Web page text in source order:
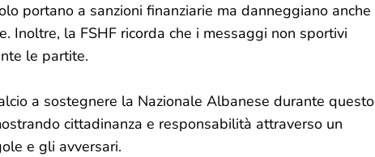
portano a sanzioni finanziarie ma danneggiano anche
Inoltre, la FSHF ricorda che i messaggi non sportivi
le partite.
a sostegnere la Nazionale Albanese durante questo
cittadinanza e responsabilità attraverso un
e gli avversari.